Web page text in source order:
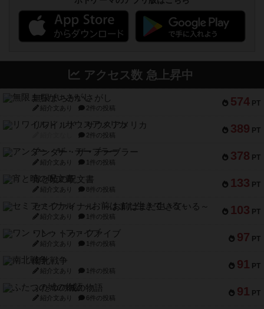
アクセス数 急上昇中
574 PT
無限まちがいさがし
紹介文あり 2件の投稿
389 PT
リワイルド：サウスアメリカ
2件の投稿
378 PT
アンダー・ザ・テーブラー
紹介文あり 1件の投稿
133 PT
宵と暁の呪文書
紹介文あり 8件の投稿
103 PT
セミファイナル ～お前はまだ生きている～
紹介文あり 1件の投稿
97 PT
ワン・トゥ・ファイブ
紹介文あり 1件の投稿
91 PT
南北戦争
紹介文あり 1件の投稿
91 PT
ふたつの城の物語
紹介文あり 6件の投稿